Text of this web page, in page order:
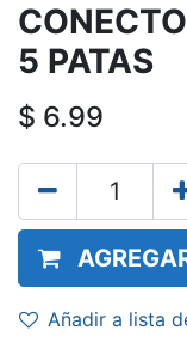
5 PATAS
$ 6.99
Añadir a lista